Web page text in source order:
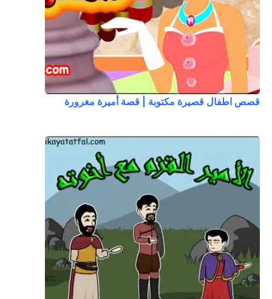
قصص اطفال قصيرة مكتوبة | قصة أميرة مغرورة